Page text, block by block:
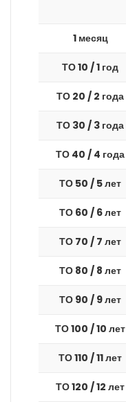
1 месяц
ТО 10 / 1 год
ТО 20 / 2 года
ТО 30 / 3 года
ТО 40 / 4 года
ТО 50 / 5 лет
ТО 60 / 6 лет
ТО 70 / 7 лет
ТО 80 / 8 лет
ТО 90 / 9 лет
ТО 100 / 10 лет
ТО 110 / 11 лет
ТО 120 / 12 лет